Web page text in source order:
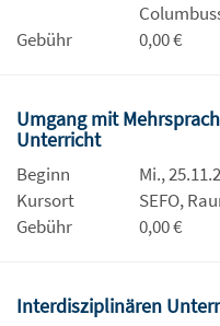
Gebühr
0,00 €
Umgang mit
Unterricht
Beginn
Mi.,
Kursort
SEFO,
Gebühr
0,00 €
Interdisziplinären